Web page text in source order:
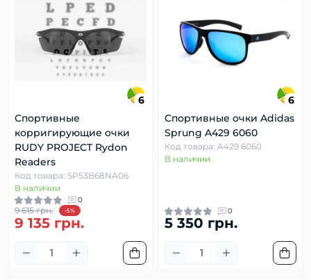
6
Спортивные
корригирующие очки
RUDY PROJECT Rydon
Readers
Код товара: SP53B68NA06
В наличии
0
9 615 грн. -5%
9 135 грн.
6
Спортивные очки Adidas
Sprung A429 6060
Код товара: A429 6060
В наличии
0
5 350 грн.